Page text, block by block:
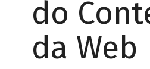
do
da Web